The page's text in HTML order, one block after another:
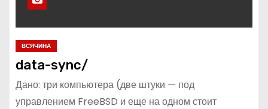
ВСЯЧИНА
data-sync/
Дано: три компьютера (две штуки — под
управлением FreeBSD и еще на одном стоит